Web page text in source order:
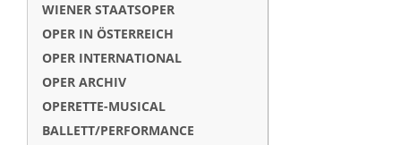
WIENER STAATSOPER
OPER IN ÖSTERREICH
OPER INTERNATIONAL
OPER ARCHIV
OPERETTE-MUSICAL
BALLETT/PERFORMANCE